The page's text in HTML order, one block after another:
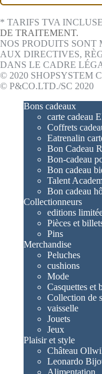
* TARIFS TVA INCLUSE
DE TRAITEMENT.
NOS PRODUITS
AUX DIRECTIVES,
DANS LE CADRE
© 2020 SHOPSYSTEM
© P&CO.LTD./SC 2020
Bons cadeaux
carte cadeau
Coffrets
Eatrenalin
Bon Cadeau
Bon-cadeau
Bon cadeau
Talent
Bon cadeau
Collectionneurs
editions
Pièces et
Pins
Merchandise
Peluches
cushions
Mode
Casquettes et
Collection de
vaisselle
Jouets
Jeux
Plaisir et style
Château
Leonardo
Alimentation